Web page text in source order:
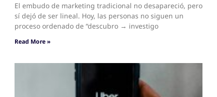
El embudo de marketing tradicional no desapareció, pero
sí dejó de ser lineal. Hoy, las personas no siguen un
proceso ordenado de “descubro → investigo
Read More »